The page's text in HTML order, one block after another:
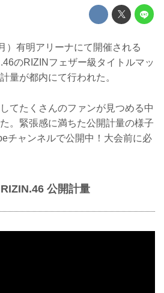
）有明アリーナにて開催される
のRIZINフェザー級タイトルマッ
量が都内にて行われた。
てたくさんのファンが見つめる中
。緊張感に満ちた公開計量の様子
チャンネルで公開中！大会前に必
公開計量